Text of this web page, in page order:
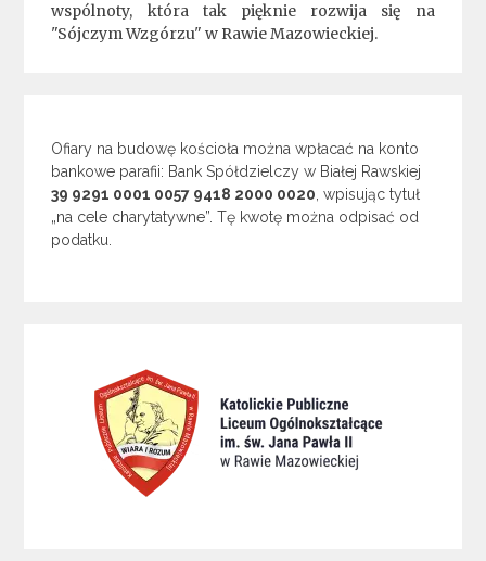
wspólnoty, która tak pięknie rozwija się na
"Sójczym Wzgórzu" w Rawie Mazowieckiej.
Ofiary na budowę kościoła można wpłacać na konto
bankowe parafii: Bank Spółdzielczy w Białej Rawskiej
39 9291 0001 0057 9418 2000 0020, wpisując tytuł
„na cele charytatywne”. Tę kwotę można odpisać od
podatku.